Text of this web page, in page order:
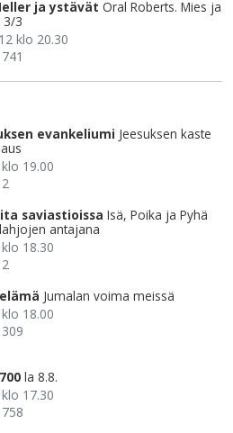
ja ystävät Oral Roberts. Mies ja
3/3
klo 20.30
evankeliumi Jeesuksen kaste
19.00
saviastioissa Isä, Poika ja Pyhä
antajana
18.30
Jumalan voima meissä
18.00
la 8.8.
17.30